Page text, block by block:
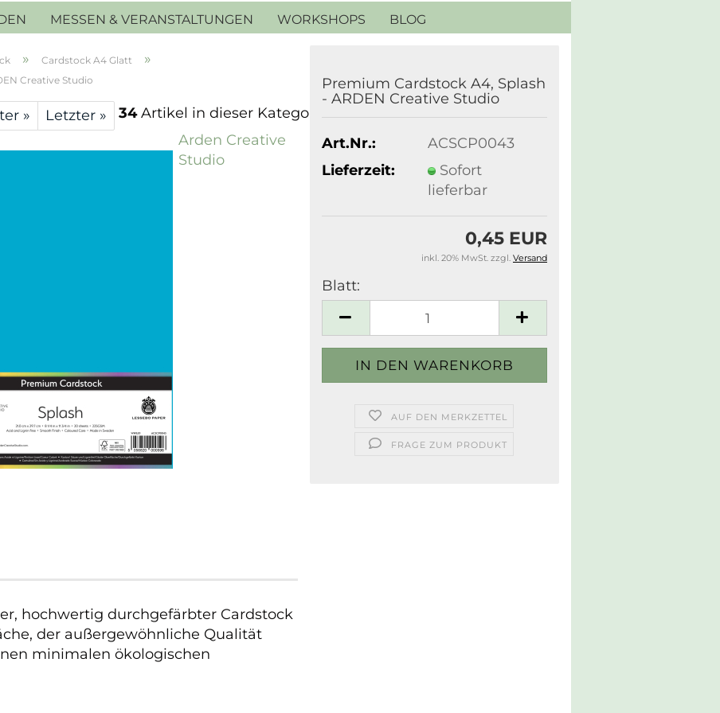
MESSEN & VERANSTALTUNGEN WORKSHOPS BLOG
» Cardstock A4 Glatt »
Creative Studio
» Letzter » 34Artikel in dieser Kategorie
Arden Creative
Studio
Premium Cardstock A4, Splash
- ARDEN Creative Studio
Art.Nr.:
ACSCP0043
Lieferzeit:
Sofort
lieferbar
0,45 EUR
inkl. 20% MwSt. zzgl. Versand
Blatt:
Blatt
AUF DEN MERKZETTEL
FRAGE ZUM PRODUKT
hochwertig durchgefärbter Cardstock
der außergewöhnliche Qualität
minimalen ökologischen